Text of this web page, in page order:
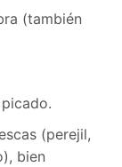
(también
(perejil,
bien